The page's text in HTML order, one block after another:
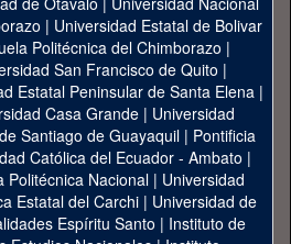
| Universidad Estatal de Bolivar
Politécnica del Chimborazo |
San Francisco de Quito |
Estatal Peninsular de Santa Elena|
Casa Grande | Universidad
Santiago de Guayaquil| Pontificia
Católica del Ecuador - Ambato |
Politécnica Nacional| Universidad
Estatal del Carchi| Universidad de
Espíritu Santo | Instituto de